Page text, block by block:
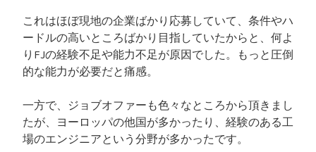
これはほぼ現地の企業ばかり応募していて、条件やハ
ードルの高いところばかり目指していたからと、何よ
りFJの経験不足や能力不足が原因でした。もっと圧倒
的な能力が必要だと痛感。
一方で、ジョブオファーも色々なところから頂きまし
たが、ヨーロッパの他国が多かったり、経験のある工
場のエンジニアという分野が多かったです。